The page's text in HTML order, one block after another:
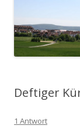
Deftiger
1 Antwort